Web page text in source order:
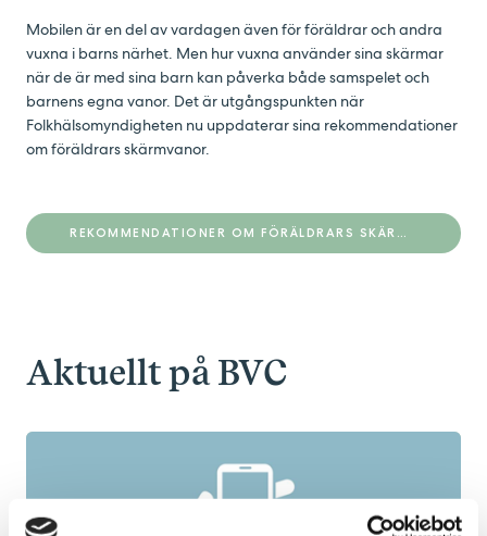
Mobilen är en del av vardagen även för föräldrar och andra
vuxna i barns närhet. Men hur vuxna använder sina skärmar
när de är med sina barn kan påverka både samspelet och
barnens egna vanor. Det är utgångspunkten när
Folkhälsomyndigheten nu uppdaterar sina rekommendationer
om föräldrars skärmvanor.
REKOMMENDATIONER OM FÖRÄLDRARS SKÄRMVANOR - FHM
Aktuellt på BVC